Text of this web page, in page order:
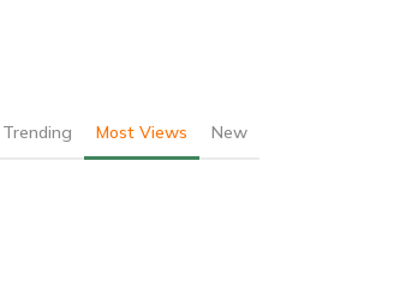
Trending Most Views New